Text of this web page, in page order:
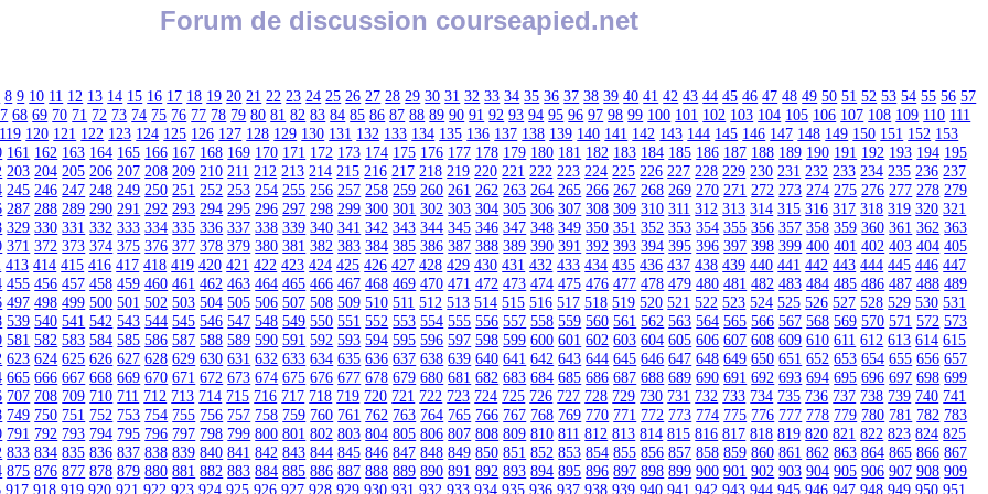
Forum de discussion courseapied.net
8 9 10 11 12 13 14 15 16 17 18 19 20 21 22 23 24 25 26 27 28 29 30 31 32 33 34 35 36 37 38 39 40 41 42 43 44 45 46 47 48 49 50 51 52 53 54 55 56 57
68 69 70 71 72 73 74 75 76 77 78 79 80 81 82 83 84 85 86 87 88 89 90 91 92 93 94 95 96 97 98 99 100 101 102 103 104 105 106 107 108 109 110 111
119 120 121 122 123 124 125 126 127 128 129 130 131 132 133 134 135 136 137 138 139 140 141 142 143 144 145 146 147 148 149 150 151 152 153
161 162 163 164 165 166 167 168 169 170 171 172 173 174 175 176 177 178 179 180 181 182 183 184 185 186 187 188 189 190 191 192 193 194 195
203 204 205 206 207 208 209 210 211 212 213 214 215 216 217 218 219 220 221 222 223 224 225 226 227 228 229 230 231 232 233 234 235 236 237
245 246 247 248 249 250 251 252 253 254 255 256 257 258 259 260 261 262 263 264 265 266 267 268 269 270 271 272 273 274 275 276 277 278 279
287 288 289 290 291 292 293 294 295 296 297 298 299 300 301 302 303 304 305 306 307 308 309 310 311 312 313 314 315 316 317 318 319 320 321
329 330 331 332 333 334 335 336 337 338 339 340 341 342 343 344 345 346 347 348 349 350 351 352 353 354 355 356 357 358 359 360 361 362 363
371 372 373 374 375 376 377 378 379 380 381 382 383 384 385 386 387 388 389 390 391 392 393 394 395 396 397 398 399 400 401 402 403 404 405
413 414 415 416 417 418 419 420 421 422 423 424 425 426 427 428 429 430 431 432 433 434 435 436 437 438 439 440 441 442 443 444 445 446 447
455 456 457 458 459 460 461 462 463 464 465 466 467 468 469 470 471 472 473 474 475 476 477 478 479 480 481 482 483 484 485 486 487 488 489
497 498 499 500 501 502 503 504 505 506 507 508 509 510 511 512 513 514 515 516 517 518 519 520 521 522 523 524 525 526 527 528 529 530 531
539 540 541 542 543 544 545 546 547 548 549 550 551 552 553 554 555 556 557 558 559 560 561 562 563 564 565 566 567 568 569 570 571 572 573
581 582 583 584 585 586 587 588 589 590 591 592 593 594 595 596 597 598 599 600 601 602 603 604 605 606 607 608 609 610 611 612 613 614 615
623 624 625 626 627 628 629 630 631 632 633 634 635 636 637 638 639 640 641 642 643 644 645 646 647 648 649 650 651 652 653 654 655 656 657
665 666 667 668 669 670 671 672 673 674 675 676 677 678 679 680 681 682 683 684 685 686 687 688 689 690 691 692 693 694 695 696 697 698 699
707 708 709 710 711 712 713 714 715 716 717 718 719 720 721 722 723 724 725 726 727 728 729 730 731 732 733 734 735 736 737 738 739 740 741
749 750 751 752 753 754 755 756 757 758 759 760 761 762 763 764 765 766 767 768 769 770 771 772 773 774 775 776 777 778 779 780 781 782 783
791 792 793 794 795 796 797 798 799 800 801 802 803 804 805 806 807 808 809 810 811 812 813 814 815 816 817 818 819 820 821 822 823 824 825
833 834 835 836 837 838 839 840 841 842 843 844 845 846 847 848 849 850 851 852 853 854 855 856 857 858 859 860 861 862 863 864 865 866 867
875 876 877 878 879 880 881 882 883 884 885 886 887 888 889 890 891 892 893 894 895 896 897 898 899 900 901 902 903 904 905 906 907 908 909
917 918 919 920 921 922 923 924 925 926 927 928 929 930 931 932 933 934 935 936 937 938 939 940 941 942 943 944 945 946 947 948 949 950 951